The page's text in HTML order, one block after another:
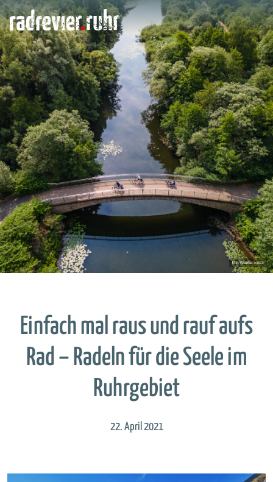
Einfach mal raus und rauf aufs
Rad – Radeln für die Seele im
Ruhrgebiet
22. April 2021